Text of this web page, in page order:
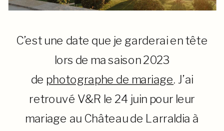
C’est une date que je garderai en tête
lors de ma saison 2023
de photographe de mariage. J’ai
retrouvé V&R le 24 juin pour leur
mariage au Château de Larraldia à